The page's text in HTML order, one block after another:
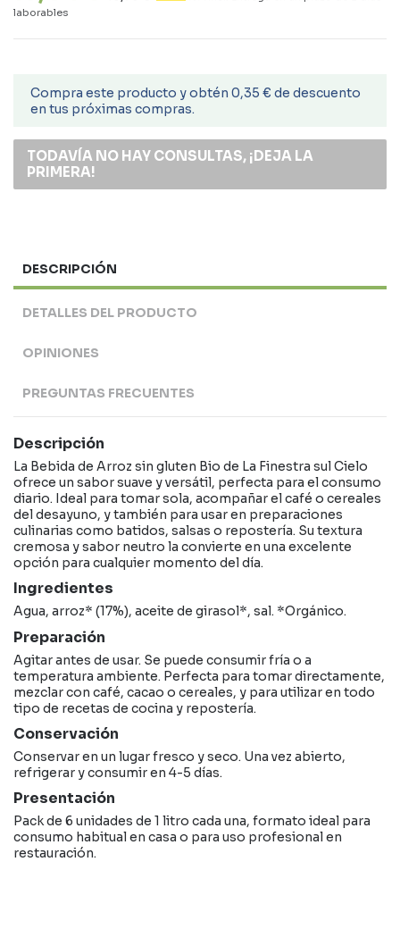
laborables
Compra este producto y obtén 0,35 € de descuento
en tus próximas compras.
TODAVÍA NO HAY CONSULTAS, ¡DEJA LA
PRIMERA!
DESCRIPCIÓN
DETALLES DEL PRODUCTO
OPINIONES
PREGUNTAS FRECUENTES
Descripción
La Bebida de Arroz sin gluten Bio de La Finestra sul Cielo
ofrece un sabor suave y versátil, perfecta para el consumo
diario. Ideal para tomar sola, acompañar el café o cereales
del desayuno, y también para usar en preparaciones
culinarias como batidos, salsas o repostería. Su textura
cremosa y sabor neutro la convierte en una excelente
opción para cualquier momento del día.
Ingredientes
Agua, arroz* (17%), aceite de girasol*, sal. *Orgánico.
Preparación
Agitar antes de usar. Se puede consumir fría o a
temperatura ambiente. Perfecta para tomar directamente,
mezclar con café, cacao o cereales, y para utilizar en todo
tipo de recetas de cocina y repostería.
Conservación
Conservar en un lugar fresco y seco. Una vez abierto,
refrigerar y consumir en 4-5 días.
Presentación
Pack de 6 unidades de 1 litro cada una, formato ideal para
consumo habitual en casa o para uso profesional en
restauración.